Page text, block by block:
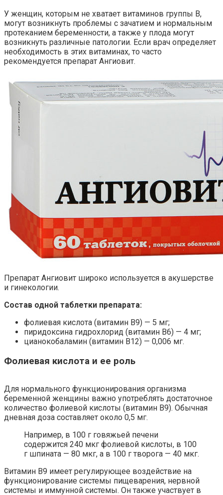
У женщин, которым не хватает витаминов группы В,
могут возникнуть проблемы с зачатием и нормальным
протеканием беременности, а также у плода могут
возникнуть различные патологии. Если врач определяет
необходимость в этих витаминах, то часто
рекомендуется препарат Ангиовит.
Препарат Ангиовит широко используется в акушерстве
и гинекологии.
Состав одной таблетки препарата:
фолиевая кислота (витамин В9) — 5 мг;
пиридоксина гидрохлорид (витамин В6) — 4 мг;
цианокобаламин (витамин В12) — 0,006 мг.
Фолиевая кислота и ее роль
Для нормального функционирования организма
беременной женщины важно употреблять достаточное
количество фолиевой кислоты (витамин В9). Обычная
дневная доза составляет около 0,5 мг.
Например, в 100 г говяжьей печени
содержится 240 мкг фолиевой кислоты, в 100
г шпината — 80 мкг, а в 100 г творога — 40 мкг.
Витамин В9 имеет регулирующее воздействие на
функционирование системы пищеварения, нервной
системы и иммунной системы. Он также участвует в